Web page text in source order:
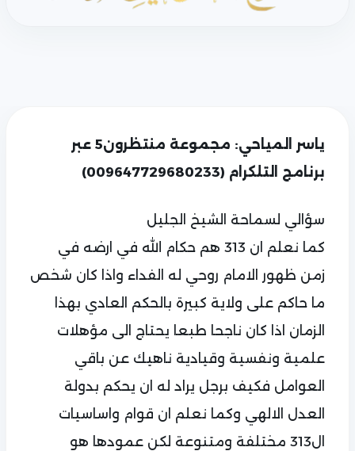
ياسر المياحي: مجموعة منتظرون5 عبر
برنامج التلكرام (009647729680233)
سؤالي لسماحة الشيخ الجليل
كما نعلم ان 313 هم حكام الله في ارضه في
زمن ظهور الامام روحي له الفداء واذا كان شخص
ما حاكم على ولاية كبيرة بالحكم العادي بهذا
الزمان اذا كان ناجحا طبعا يحتاج الى مؤهلات
علمية ونفسية وقيادية ناهيك عن باقي
العوامل فكيف برجل يراد له ان يحكم بدولة
العدل الالهي وكما نعلم ان قوام واساسيات
ال313 مختلفة ومتنوعة لكن عمودها هو